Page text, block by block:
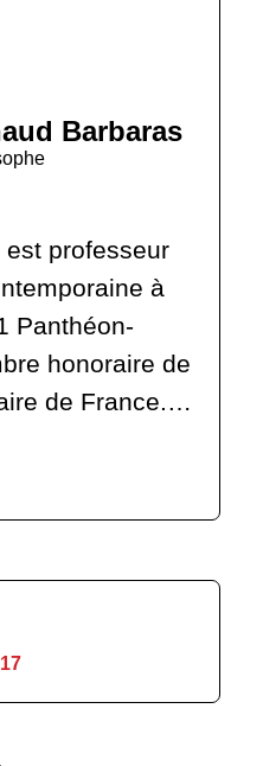
Barbaras
est professeur
à
Panthéon-
honoraire de
de France.…